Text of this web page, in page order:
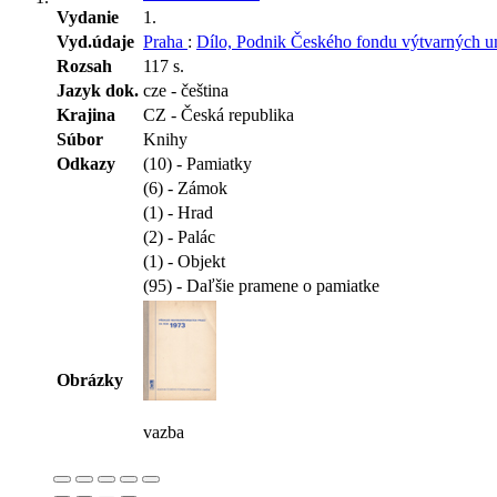
Vydanie
1.
Vyd.údaje Praha : Dílo, Podnik Českého fondu výtvarných
Rozsah
117 s.
Jazyk dok. cze - čeština
Krajina
CZ - Česká republika
Súbor
Knihy
Odkazy
(10) - Pamiatky
(6) - Zámok
(1) - Hrad
(2) - Palác
(1) - Objekt
(95) - Daľšie pramene o pamiatke
Obrázky
vazba